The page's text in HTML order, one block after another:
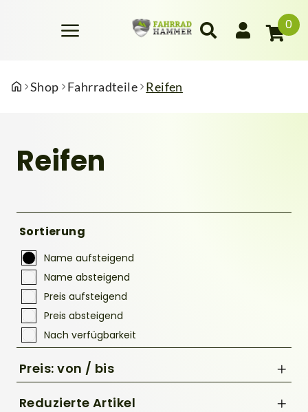
0
Shop Fahrradteile Reifen
Reifen
Sortierung
Name aufsteigend
Name absteigend
Preis aufsteigend
Preis absteigend
Nach verfügbarkeit
Preis: von / bis
Reduzierte Artikel